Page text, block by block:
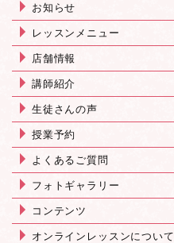
お知らせ
レッスンメニュー
店舗情報
講師紹介
生徒さんの声
授業予約
よくあるご質問
フォトギャラリー
コンテンツ
オンラインレッスンについて